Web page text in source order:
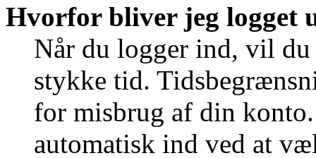
Hvorfor bliver jeg logget
Når du logger ind, vil
stykke tid.
for misbrug af din
automatisk ind ved at